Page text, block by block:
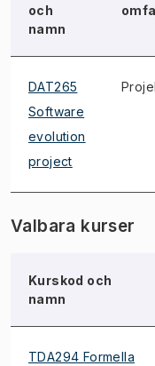
och
namn
DAT265
Software
evolution
project
Valbara kurser
Kurskod och
namn
TDA294 Formella